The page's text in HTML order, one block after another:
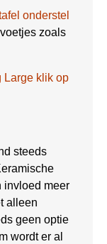
onderstel
zoals
Large klik op
steeds
invloed meer
alleen
geen optie
wordt er al